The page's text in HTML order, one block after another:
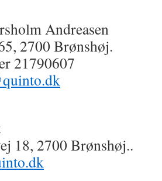
Andreasen
2700 Brønshøj.
21790607
18, 2700 Brønshøj..